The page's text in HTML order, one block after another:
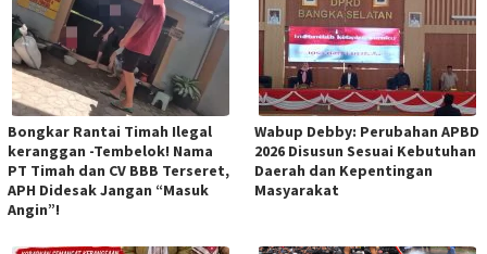
Bongkar Rantai Timah Ilegal
keranggan -Tembelok! Nama
PT Timah dan CV BBB Terseret,
APH Didesak Jangan “Masuk
Angin”!
Wabup Debby: Perubahan APBD
2026 Disusun Sesuai Kebutuhan
Daerah dan Kepentingan
Masyarakat